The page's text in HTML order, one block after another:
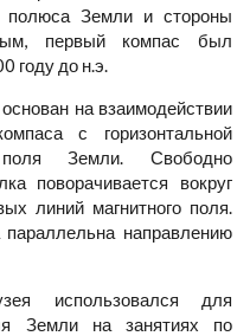
полюса Земли и стороны
первый компас был
году до н.э.
на взаимодействии
с горизонтальной
поля Земли. Свободно
поворачивается вокруг
линий магнитного поля.
параллельна направлению
использовался для
Земли на занятиях по